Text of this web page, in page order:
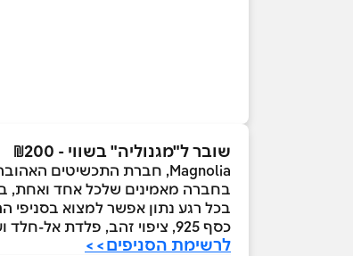
שובר ל"מגנוליה" בשווי - ₪200
Magnolia, חברת התכשיטים האהובה, הוקמה בשנת 1996, וכיום מונה יותר מ-90 סניפים בפריסה בין-לאומית, בישראל ובפורטוגל.
בחברה מאמינים שלכל אחד ואחת,
כסף 925, ציפוי זהב, פלדת אל-חלד ועוד.
לרשימת הסניפים>>